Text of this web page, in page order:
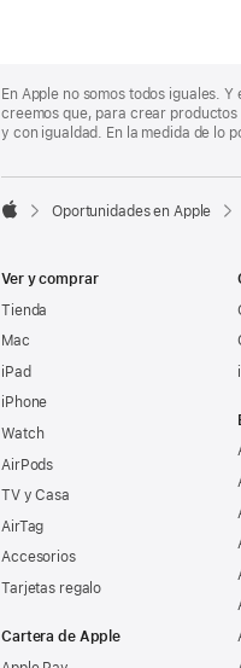
Footer
En Apple no somos todos iguales.
creemos que, para crear productos
y con igualdad. En la medida de lo

Oportunidades en Apple
Ver y comprar
Tienda
Mac
iPad
iPhone
Watch
AirPods
TV y Casa
AirTag
Accesorios
Tarjetas regalo
Cartera de Apple